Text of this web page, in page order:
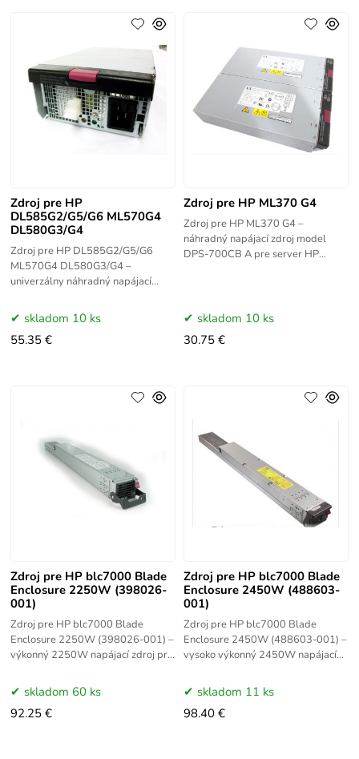
Zdroj pre HP
DL585G2/G5/G6 ML570G4
DL580G3/G4
Zdroj pre HP DL585G2/G5/G6
ML570G4 DL580G3/G4 –
univerzálny náhradný napájací
so servermi HP ProLiant DL585
G2/G5/G6, ML570 G4 a
skladom 10 ks
55.35 €
Zdroj pre HP ML370 G4
Zdroj pre HP ML370 G4 –
náhradný napájací zdroj model
DPS-700CB A pre server HP
skladom 10 ks
30.75 €
Zdroj pre HP blc7000 Blade
Enclosure 2250W (398026-
001)
Zdroj pre HP blc7000 Blade
Enclosure 2250W (398026-001) –
výkonný 2250W napájací zdroj pre
c7000. Part number 398026-001.
Hot-swap
skladom 60 ks
92.25 €
Zdroj pre HP blc7000 Blade
Enclosure 2450W (488603-
001)
Zdroj pre HP blc7000 Blade
Enclosure 2450W (488603-001) –
vysoko výkonný 2450W napájací
BladeSystem c7000. Part number
488603-001. Hot-swap
skladom 11 ks
98.40 €